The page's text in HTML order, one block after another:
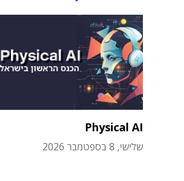
Physical AI
שלישי, 8 בספטמבר 2026